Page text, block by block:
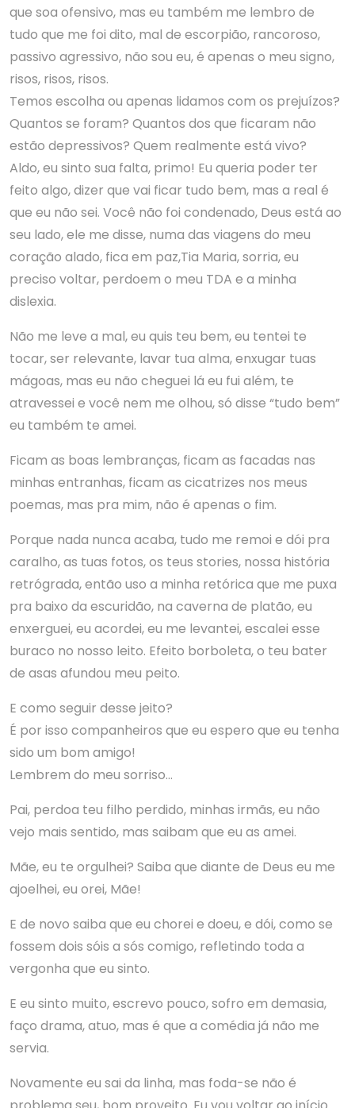
que soa ofensivo, mas eu também me lembro de
tudo que me foi dito, mal de escorpião, rancoroso,
passivo agressivo, não sou eu, é apenas o meu signo,
risos, risos, risos.
Temos escolha ou apenas lidamos com os prejuízos?
Quantos se foram? Quantos dos que ficaram não
estão depressivos? Quem realmente está vivo?
Aldo, eu sinto sua falta, primo! Eu queria poder ter
feito algo, dizer que vai ficar tudo bem, mas a real é
que eu não sei. Você não foi condenado, Deus está ao
seu lado, ele me disse, numa das viagens do meu
coração alado, fica em paz,Tia Maria, sorria, eu
preciso voltar, perdoem o meu TDA e a minha
dislexia.
Não me leve a mal, eu quis teu bem, eu tentei te
tocar, ser relevante, lavar tua alma, enxugar tuas
mágoas, mas eu não cheguei lá eu fui além, te
atravessei e você nem me olhou, só disse “tudo bem”
eu também te amei.
Ficam as boas lembranças, ficam as facadas nas
minhas entranhas, ficam as cicatrizes nos meus
poemas, mas pra mim, não é apenas o fim.
Porque nada nunca acaba, tudo me remoi e dói pra
caralho, as tuas fotos, os teus stories, nossa história
retrógrada, então uso a minha retórica que me puxa
pra baixo da escuridão, na caverna de platão, eu
enxerguei, eu acordei, eu me levantei, escalei esse
buraco no nosso leito. Efeito borboleta, o teu bater
de asas afundou meu peito.
E como seguir desse jeito?
É por isso companheiros que eu espero que eu tenha
sido um bom amigo!
Lembrem do meu sorriso…
Pai, perdoa teu filho perdido, minhas irmãs, eu não
vejo mais sentido, mas saibam que eu as amei.
Mãe, eu te orgulhei? Saiba que diante de Deus eu me
ajoelhei, eu orei, Mãe!
E de novo saiba que eu chorei e doeu, e dói, como se
fossem dois sóis a sós comigo, refletindo toda a
vergonha que eu sinto.
E eu sinto muito, escrevo pouco, sofro em demasia,
faço drama, atuo, mas é que a comédia já não me
servia.
Novamente eu sai da linha, mas foda-se não é